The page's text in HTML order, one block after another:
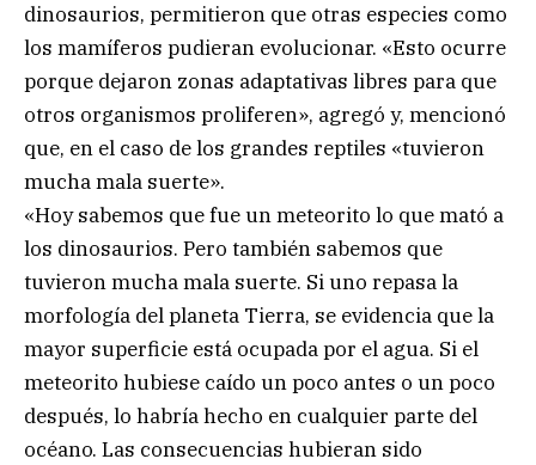
dinosaurios, permitieron que otras especies como
los mamíferos pudieran evolucionar. «Esto ocurre
porque dejaron zonas adaptativas libres para que
otros organismos proliferen», agregó y, mencionó
que, en el caso de los grandes reptiles «tuvieron
mucha mala suerte».
«Hoy sabemos que fue un meteorito lo que mató a
los dinosaurios. Pero también sabemos que
tuvieron mucha mala suerte. Si uno repasa la
morfología del planeta Tierra, se evidencia que la
mayor superficie está ocupada por el agua. Si el
meteorito hubiese caído un poco antes o un poco
después, lo habría hecho en cualquier parte del
océano. Las consecuencias hubieran sido